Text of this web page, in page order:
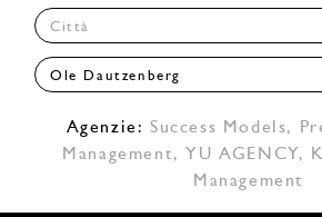
Città
Ole Dautzenberg
Agenzie: Success Models,
Management, YU AGENCY,
Management